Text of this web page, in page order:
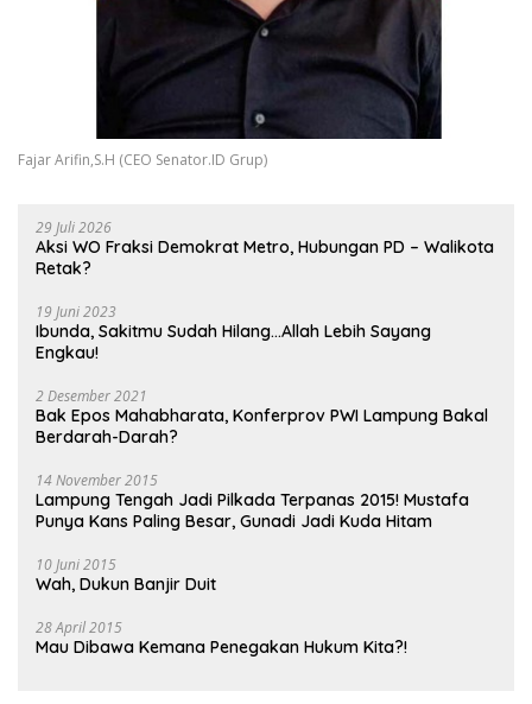
Fajar Arifin,S.H (CEO Senator.ID Grup)
29 Juli 2026
Aksi WO Fraksi Demokrat Metro, Hubungan PD – Walikota
Retak?
19 Juni 2023
Ibunda, Sakitmu Sudah Hilang…Allah Lebih Sayang
Engkau!
2 Desember 2021
Bak Epos Mahabharata, Konferprov PWI Lampung Bakal
Berdarah-Darah?
14 November 2015
Lampung Tengah Jadi Pilkada Terpanas 2015! Mustafa
Punya Kans Paling Besar, Gunadi Jadi Kuda Hitam
10 Juni 2015
Wah, Dukun Banjir Duit
28 April 2015
Mau Dibawa Kemana Penegakan Hukum Kita?!